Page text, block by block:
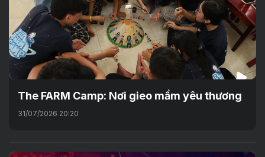
The FARM Camp: Nơi gieo mầm yêu thương
31/07/2026 20:20